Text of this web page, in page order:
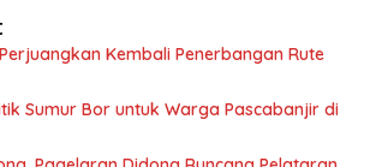
Kembali Penerbangan Rute
Sumur Bor untuk Warga Pascabanjir di